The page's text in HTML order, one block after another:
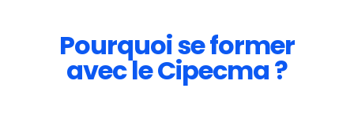
Pourquoi se former
avec le Cipecma ?